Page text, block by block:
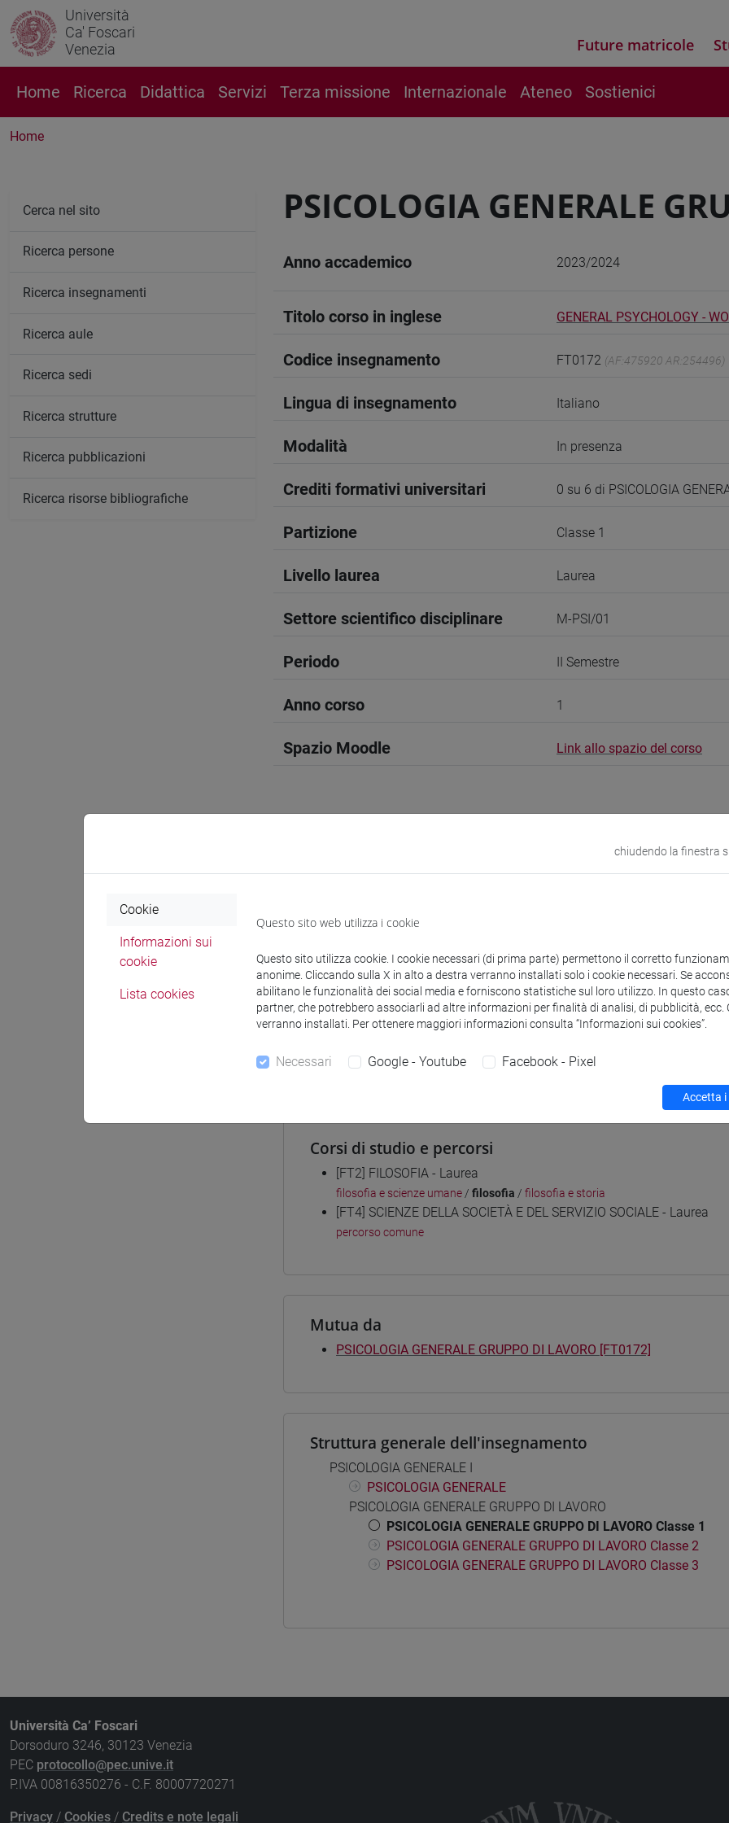
Università
Ca' Foscari
Venezia
Future matricole
Home Ricerca Didattica Servizi Terza missione Internazionale Ateneo Sostienici
Home
PSICOLOGIA GENERALE
Anno accademico 2023/2024
Titolo corso in inglese GENERAL PSYCHOLOGY -
Codice insegnamento FT0172 (AF:475920 AR:254496)
Lingua di insegnamento Italiano
Modalità In presenza
Crediti formativi universitari 0 su 6 di PSICOLOGIA
Partizione Classe 1
Livello laurea Laurea
Settore scientifico disciplinare M-PSI/01
Periodo II Semestre
Anno corso 1
Spazio Moodle Link allo spazio del corso
Docenti
JACOMUZZI Alessandra Cecilia- 10h Lezione
Materiali didattici
Corsi di studio e percorsi
[FT2] FILOSOFIA - Laurea
filosofia e scienze umane / filosofia / filosofia e storia
[FT4] SCIENZE DELLA SOCIETÀ E DEL SERVIZIO SOCIALE - Laurea
percorso comune
Mutua da
PSICOLOGIA GENERALE GRUPPO DI LAVORO [FT0172]
Struttura generale dell'insegnamento
PSICOLOGIA GENERALE I
PSICOLOGIA GENERALE
PSICOLOGIA GENERALE GRUPPO DI LAVORO
PSICOLOGIA GENERALE GRUPPO DI LAVORO Classe 1
PSICOLOGIA GENERALE GRUPPO DI LAVORO Classe 2
PSICOLOGIA GENERALE GRUPPO DI LAVORO Classe 3
Cerca nel sito
Ricerca persone
Ricerca insegnamenti
Ricerca aule
Ricerca sedi
Ricerca strutture
Ricerca pubblicazioni
Ricerca risorse bibliografiche
Università Ca’ Foscari
Dorsoduro 3246, 30123 Venezia
PEC protocollo@pec.unive.it
P.IVA 00816350276 - C.F. 80007720271
Privacy / Cookies / Credits e note legali
chiudendo la finestra
Cookie
Informazioni sui
cookie
Lista cookies
Questo sito web utilizza i cookie
Questo sito utilizza cookie. I cookie necessari (di prima parte) permettono il corretto
anonime. Cliccando sulla X in alto a destra verranno installati solo i cookie necessari. Se
abilitano le funzionalità dei social media e forniscono statistiche sul loro utilizzo. In questo
partner, che potrebbero associarli ad altre informazioni per finalità di analisi, di pubblicità, ecc.
verranno installati. Per ottenere maggiori informazioni consulta “Informazioni sui cookies”.
Necessari Google - Youtube Facebook - Pixel
Accetta i